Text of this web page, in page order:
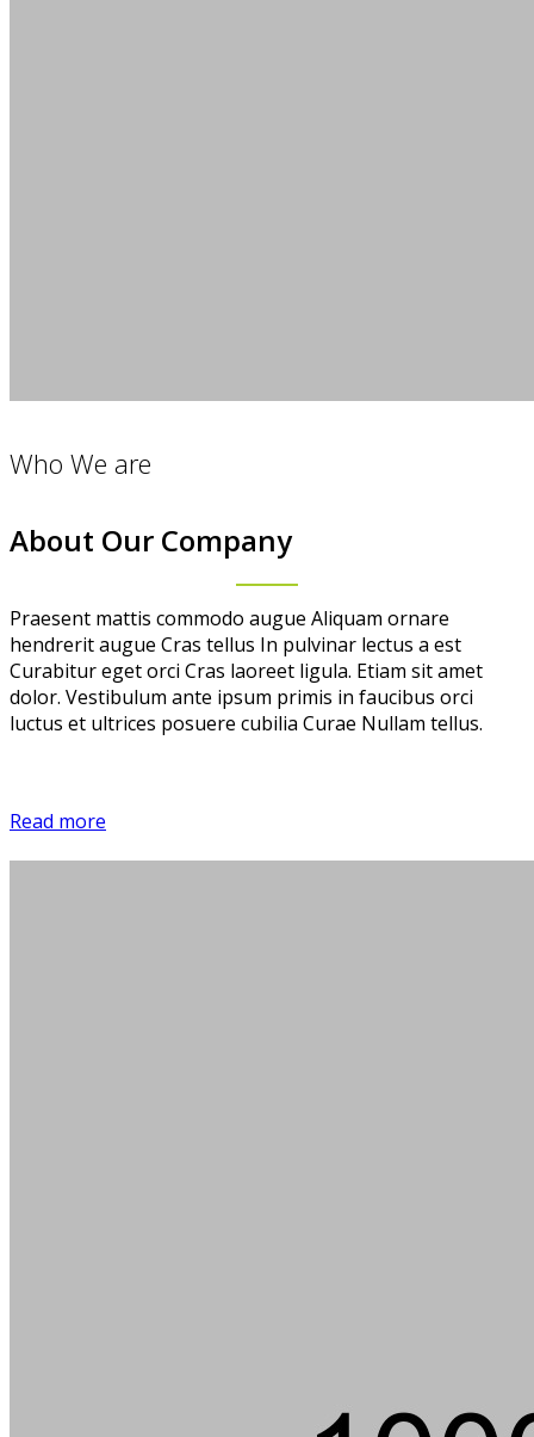
Who We are
About Our Company
Praesent mattis commodo augue Aliquam ornare
hendrerit augue Cras tellus In pulvinar lectus a est
Curabitur eget orci Cras laoreet ligula. Etiam sit amet
dolor. Vestibulum ante ipsum primis in faucibus orci
luctus et ultrices posuere cubilia Curae Nullam tellus.
Read more